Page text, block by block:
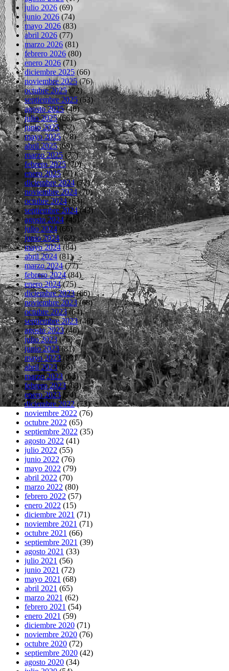
julio 2026 (69)
junio 2026 (74)
mayo 2026 (83)
abril 2026 (77)
marzo 2026 (81)
febrero 2026 (80)
enero 2026 (71)
diciembre 2025(66)
noviembre 2025(76)
octubre 2025(72)
septiembre 2025(53)
agosto 2025(40)
julio 2025(66)
junio 2025(77)
mayo 2025(78)
abril 2025(69)
marzo 2025(77)
febrero 2025(70)
enero 2025(71)
diciembre 2024(72)
noviembre 2024(70)
octubre 2024(63)
septiembre 2024(43)
agosto 2024(45)
julio 2024(66)
junio 2024(82)
mayo 2024(84)
abril 2024(81)
marzo 2024(77)
febrero 2024(84)
enero 2024(75)
diciembre 2023(66)
noviembre 2023(68)
octubre 2023(64)
septiembre 2023(46)
agosto 2023(46)
julio 2023(75)
junio 2023(81)
mayo 2023(83)
abril 2023(66)
marzo 2023(62)
febrero 2023(63)
enero 2023(74)
diciembre 2022(73)
noviembre 2022 (76)
octubre 2022 (65)
septiembre 2022 (35)
agosto 2022 (41)
julio 2022 (55)
junio 2022 (76)
mayo 2022 (79)
abril 2022 (70)
marzo 2022 (80)
febrero 2022 (57)
enero 2022 (15)
diciembre 2021 (71)
noviembre 2021 (71)
octubre 2021 (66)
septiembre 2021 (39)
agosto 2021 (33)
julio 2021 (56)
junio 2021 (72)
mayo 2021 (68)
abril 2021 (65)
marzo 2021 (62)
febrero 2021 (54)
enero 2021 (59)
diciembre 2020 (71)
noviembre 2020 (76)
octubre 2020 (72)
septiembre 2020 (42)
agosto 2020 (34)